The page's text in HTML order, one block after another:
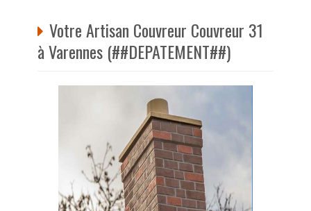
Votre Artisan Couvreur Couvreur 31
à Varennes (##DEPATEMENT##)